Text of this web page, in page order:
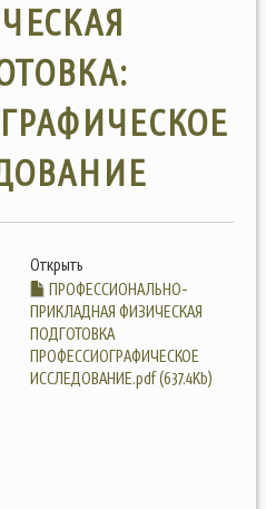
Открыть
ПРОФЕССИОНАЛЬНО-
ПРИКЛАДНАЯ ФИЗИЧЕСКАЯ
ПОДГОТОВКА
ПРОФЕССИОГРАФИЧЕСКОЕ
ИССЛЕДОВАНИЕ.pdf (637.4Kb)